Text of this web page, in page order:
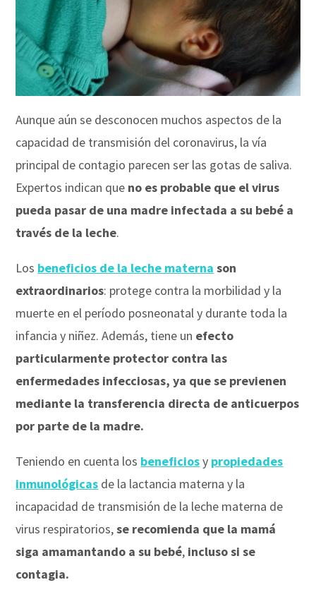
Aunque aún se desconocen muchos aspectos de la
capacidad de transmisión del coronavirus, la vía
principal de contagio parecen ser las gotas de saliva.
Expertos indican que no es probable que el virus
pueda pasar de una madre infectada a su bebé a
través de la leche.
Los beneficios de la leche materna son
extraordinarios: protege contra la morbilidad y la
muerte en el período posneonatal y durante toda la
infancia y niñez. Además, tiene un efecto
particularmente protector contra las
enfermedades infecciosas, ya que se previenen
mediante la transferencia directa de anticuerpos
por parte de la madre.
Teniendo en cuenta los beneficiosy propiedades
inmunológicas de la lactancia materna y la
incapacidad de transmisión de la leche materna de
virus respiratorios,se recomienda que la mamá
siga amamantando a su bebé, incluso si se
contagia.